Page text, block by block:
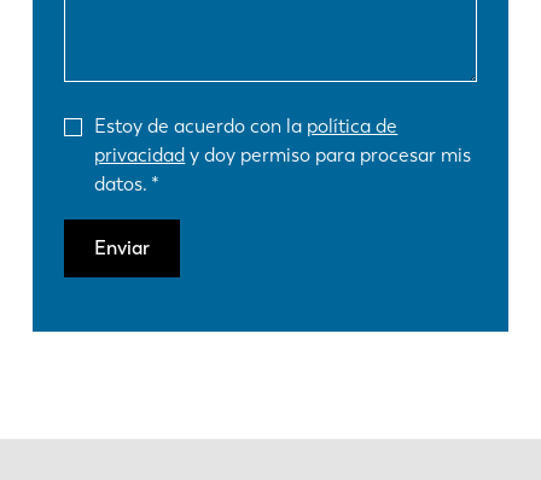
Estoy de acuerdo con la política de
privacidad y doy permiso para procesar mis
datos.
Enviar